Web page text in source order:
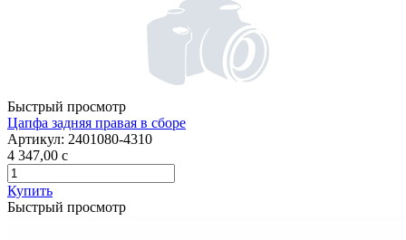
Быстрый просмотр
Цапфа задняя правая в сборе
Артикул: 2401080-4310
4 347,00 c
Купить
Быстрый просмотр